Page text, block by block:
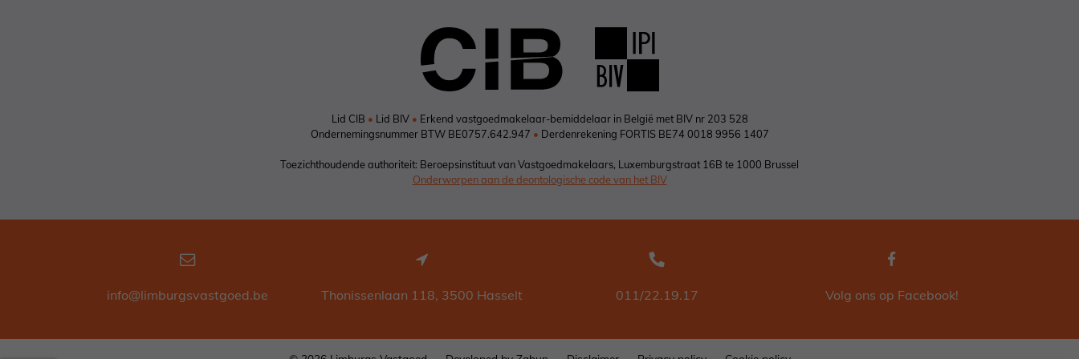
Lid CIB • Lid BIV • Erkend vastgoedmakelaar-bemiddelaar in België met BIV nr 203 528
Ondernemingsnummer BTW BE0757.642.947 • Derdenrekening FORTIS BE74 0018 9956 1407
Toezichthoudende authoriteit: Beroepsinstituut van Vastgoedmakelaars, Luxemburgstraat 16B te 1000 Brussel
Onderworpen aan de deontologische code van het BIV
info@limburgsvastgoed.be Thonissenlaan 118, 3500 Hasselt 011/22.19.17 Volg ons op Facebook!